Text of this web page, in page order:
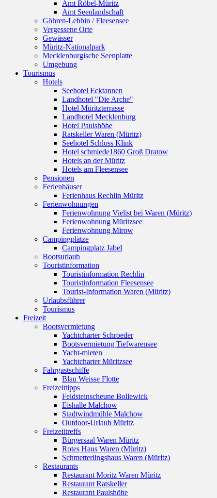
Amt Röbel-Müritz
Amt Seenlandschaft
Göhren-Lebbin / Fleesensee
Vergessene Orte
Gewässer
Müritz-Nationalpark
Mecklenburgische Seenplatte
Umgebung
Tourismus
Hotels
Seehotel Ecktannen
Landhotel "Die Arche"
Hotel Müritzterrasse
Landhotel Mecklenburg
Hotel Paulshöhe
Ratskeller Waren (Müritz)
Seehotel Schloss Klink
Hotel schmiede1860 Groß Dratow
Hotels an der Müritz
Hotels am Fleesensee
Pensionen
Ferienhäuser
Ferienhaus Rechlin Müritz
Ferienwohnungen
Ferienwohnung Vielist bei Waren (Müritz)
Ferienwohnung Müritzsee
Ferienwohnung Mirow
Campingplätze
Campingplatz Jabel
Bootsurlaub
Touristinformation
Touristinformation Rechlin
Touristinformation Fleesensee
Tourist-Information Waren (Müritz)
Urlaubsführer
Tourismus
Freizeit
Bootsvermietung
Yachtcharter Schroeder
Bootsvermietung Tiefwarensee
Yacht-mieten
Yachtcharter Müritzsee
Fahrgastschiffe
Blau Weisse Flotte
Freizeittipps
Feldsteinscheune Bollewick
Eishalle Malchow
Stadtwindmühle Malchow
Outdoor-Urlaub Müritz
Freizeittreffs
Bürgersaal Waren Müritz
Rotes Haus Waren (Müritz)
Schmetterlingshaus Waren (Müritz)
Restaurants
Restaurant Moritz Waren Müritz
Restaurant Ratskeller
Restaurant Paulshöhe